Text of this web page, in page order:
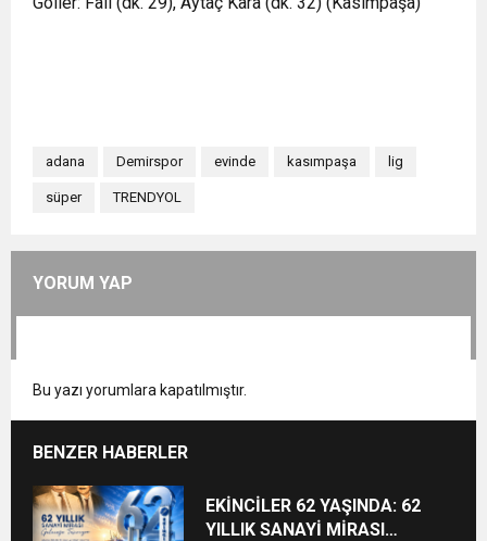
adana Demirspor evinde kasımpaşa lig
süper TRENDYOL
YORUM YAP
Bu yazı yorumlara kapatılmıştır.
BENZER HABERLER
EKİNCİLER 62 YAŞINDA: 62
YILLIK SANAYİ MİRASI